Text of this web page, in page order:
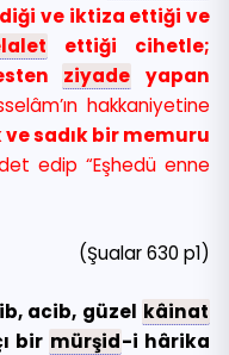
ve iktiza ettiği ve
ettiği cihetle;
ziyade yapan
hakkaniyetine
ve sadık bir memuru
edip “Eşhedü enne
(Şualar 630 p1)
acib, güzel kâinat
bir mürşid-i hârika